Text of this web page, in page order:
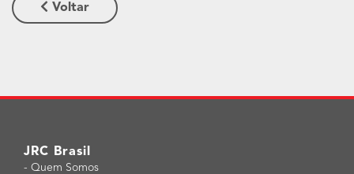
Voltar
JRC Brasil
- Quem Somos